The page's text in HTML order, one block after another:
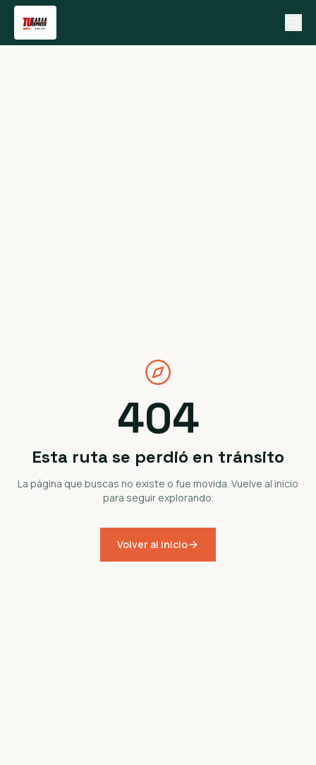
404
Esta ruta se perdió en tránsito
La página que buscas no existe o fue movida. Vuelve al inicio
para seguir explorando.
Volver al inicio